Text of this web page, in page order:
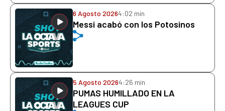
6 Agosto 20264:02 min
Messi acabó con los Potosinos
5 Agosto 20264:26 min
PUMAS HUMILLADO EN LA
LEAGUES CUP